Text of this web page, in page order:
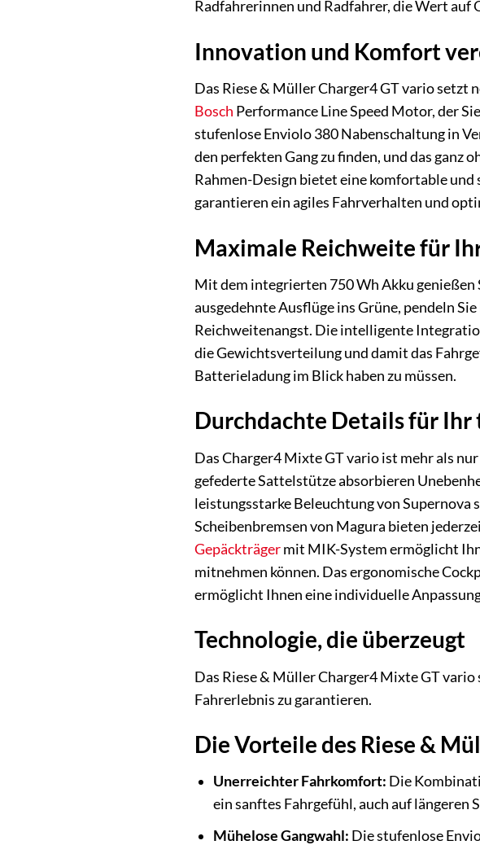
Radfahrerinnen und Radfahrer, die Wert auf
Innovation und Komfort
Das Riese & Müller Charger4 GT vario
Bosch Performance Line Speed Motor, der
stufenlose Enviolo 380 Nabenschaltung in
den perfekten Gang zu finden, und das
Rahmen-Design bietet eine komfortable
garantieren ein agiles Fahrverhalten und
Maximale Reichweite für
Mit dem integrierten 750 Wh Akku genießen
ausgedehnte Ausflüge ins Grüne, pendeln
Reichweitenangst. Die intelligente
die Gewichtsverteilung und damit das
Batterieladung im Blick haben zu müssen.
Durchdachte Details für Ihr
Das Charger4 Mixte GT vario ist mehr als
gefederte Sattelstütze absorbieren
leistungsstarke Beleuchtung von Supernova
Scheibenbremsen von Magura bieten
Gepäckträgermit MIK-System ermöglicht
mitnehmen können. Das ergonomische
ermöglicht Ihnen eine individuelle
Technologie, die überzeugt
Das Riese & Müller Charger4 Mixte GT
Fahrerlebnis zu garantieren.
Die Vorteile des Riese &
Unerreichter Fahrkomfort: Die
ein sanftes Fahrgefühl, auch auf längeren
Mühelose Gangwahl: Die stufenlose